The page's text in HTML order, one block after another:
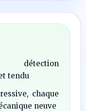
tendu
chaque
neuve